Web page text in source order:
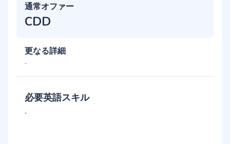
通常オファー
CDD
更なる詳細
-
必要英語スキル
-